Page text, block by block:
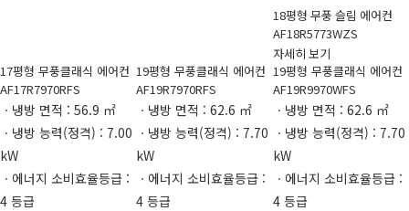
18평형 무풍 슬림 에어컨
AF18R5773WZS
자세히 보기
17평형 무풍클래식 에어컨
AF17R7970RFS
ㆍ냉방 면적 : 56.9 ㎡
ㆍ냉방 능력(정격) : 7.00
kW
ㆍ에너지 소비효율등급 :
4 등급
19평형 무풍클래식 에어컨
AF19R7970RFS
ㆍ냉방 면적 : 62.6 ㎡
ㆍ냉방 능력(정격) : 7.70
kW
ㆍ에너지 소비효율등급 :
4 등급
19평형 무풍클래식 에어컨
AF19R9970WFS
ㆍ냉방 면적 : 62.6 ㎡
ㆍ냉방 능력(정격) : 7.70
kW
ㆍ에너지 소비효율등급 :
4 등급